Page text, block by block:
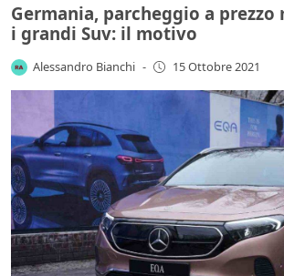
Germania, parcheggio a
i grandi Suv: il motivo
Alessandro Bianchi - 15 Ottobre 2021